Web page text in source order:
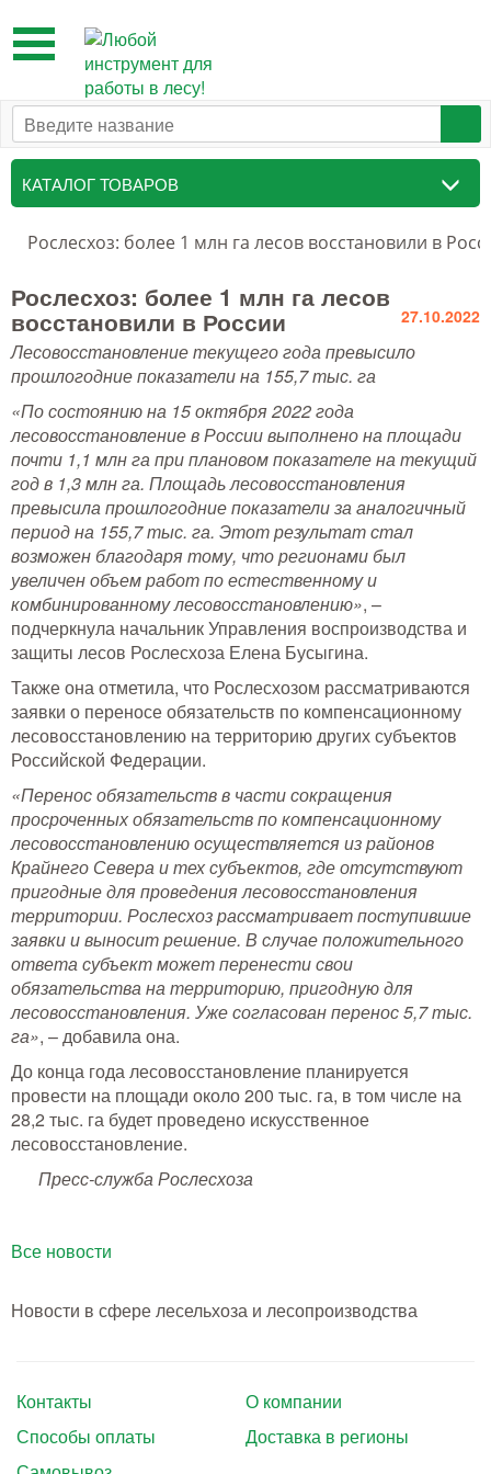
Toggle
navigation
КАТАЛОГ ТОВАРОВ
Таксационный инструмент
Маркировочные средства
Бензоинструмент и
принадлежности
Аншлаги противопожарные, панно
аренды, знаки
Тушение лесных пожаров
Одежда для работы в лесу
Снаряжение лесника и егеря
Лесовосстановление
Библиотека лесника
Снаряжение арбориста
GPS-навигация и рации
Оборудование для паркового
хозяйства
Распродажа
Рослесхоз: более 1 млн га лесов восстановили в
Рослесхоз: более 1 млн га лесов
восстановили в России 27.10.2022
Лесовосстановление текущего года превысило
прошлогодние показатели на 155,7 тыс. га
«По состоянию на 15 октября 2022 года
лесовосстановление в России выполнено на площади
почти 1,1 млн га при плановом показателе на текущий
год в 1,3 млн га. Площадь лесовосстановления
превысила прошлогодние показатели за аналогичный
период на 155,7 тыс. га. Этот результат стал
возможен благодаря тому, что регионами был
увеличен объем работ по естественному и
комбинированному лесовосстановлению», –
подчеркнула начальник Управления воспроизводства и
защиты лесов Рослесхоза Елена Бусыгина.
Также она отметила, что Рослесхозом рассматриваются
заявки о переносе обязательств по компенсационному
лесовосстановлению на территорию других субъектов
Российской Федерации.
«Перенос обязательств в части сокращения
просроченных обязательств по компенсационному
лесовосстановлению осуществляется из районов
Крайнего Севера и тех субъектов, где отсутствуют
пригодные для проведения лесовосстановления
территории. Рослесхоз рассматривает поступившие
заявки и выносит решение. В случае положительного
ответа субъект может перенести свои
обязательства на территорию, пригодную для
лесовосстановления. Уже согласован перенос 5,7 тыс.
га», – добавила она.
До конца года лесовосстановление планируется
провести на площади около 200 тыс. га, в том числе на
28,2 тыс. га будет проведено искусственное
лесовосстановление.
Пресс-служба Рослесхоза
Все новости
Новости в сфере лесельхоза и лесопроизводства
Контакты
О компании
Способы оплаты
Доставка в регионы